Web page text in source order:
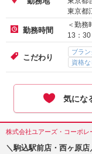
東京都
勤務時間
＜勤務
13：
こだわり
ブラ
資格
気にな
株式会社ユアーズ・コーポ
＼駒込駅前店・西ヶ原